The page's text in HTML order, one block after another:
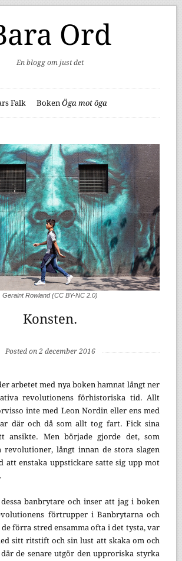
Ord
En blogg om just det
Falk Boken Öga mot öga
Geraint Rowland (CC BY-NC 2.0)
Konsten.
Posted on 2 december 2016
arbetet med nya boken hamnat långt ner
revolutionens förhistoriska tid. Allt
inte med Leon Nordin eller ens med
där och då som allt tog fart. Fick sina
ansikte. Men började gjorde det, som
revolutioner, långt innan de stora slagen
att enstaka uppstickare satte sig upp mot
dessa banbrytare och inser att jag i boken
förtrupper i Banbrytarna och
förra stred ensamma ofta i det tysta, var
sitt ritstift och sin lust att skaka om och
de senare utgör den upproriska styrka